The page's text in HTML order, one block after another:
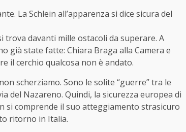
La Schlein all’apparenza si dice sicura del
trova davanti mille ostacoli da superare. A
già state fatte: Chiara Braga alla Camera e
il cerchio qualcosa non è andato.
scherziamo. Sono le solite “guerre” tra le
del Nazareno. Quindi, la sicurezza europea di
si comprende il suo atteggiamento strasicuro
ritorno in Italia.